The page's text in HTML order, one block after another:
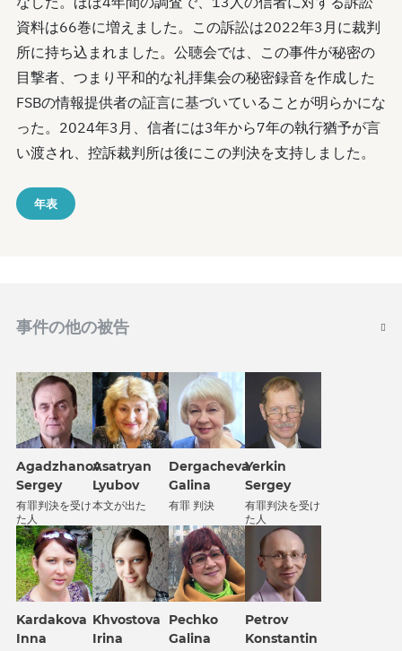
資料は66巻に増えました。この訴訟は2022年3月に裁判
所に持ち込まれました。公聴会では、この事件が秘密の
目撃者、つまり平和的な礼拝集会の秘密録音を作成した
FSBの情報提供者の証言に基づいていることが明らかにな
った。2024年3月、信者には3年から7年の執行猶予が言
い渡され、控訴裁判所は後にこの判決を支持しました。
年表
事件の他の被告
Agadzhanov
Sergey
有罪判決を受け
た人
Asatryan
Lyubov
本文が出た
Dergacheva
Galina
有罪 判決
Yerkin
Sergey
有罪判決を受け
た人
Kardakova
Inna
Khvostova
Irina
Pechko
Galina
Petrov
Konstantin